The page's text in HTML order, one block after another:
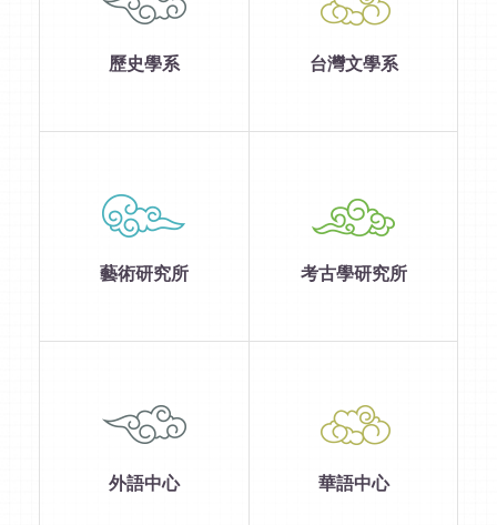
歷史學系 台灣文學系
藝術研究所 考古學研究所
外語中心 華語中心